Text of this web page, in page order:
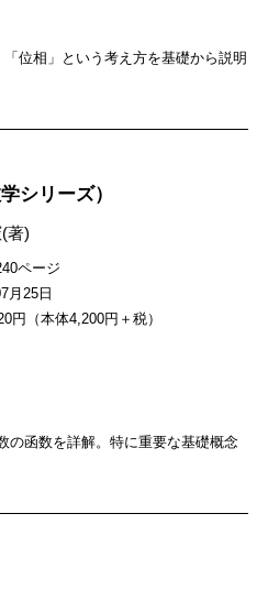
位相」という考え方を基礎から説明
シリーズ）
(著)
ページ
月25日
円（本体4,200円＋税）
の函数を詳解。特に重要な基礎概念